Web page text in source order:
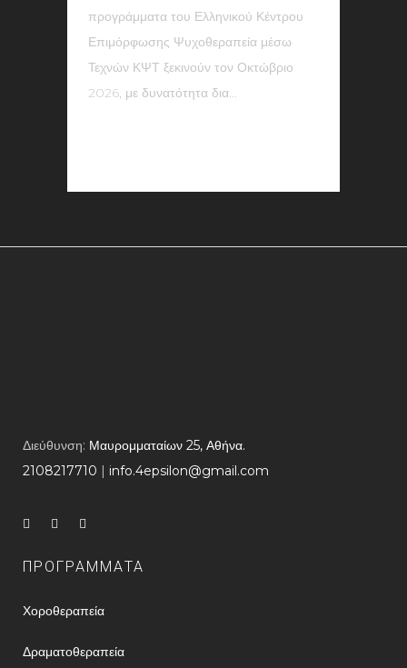
προγράμματα του Ελληνικού Κέντρου
Επιμόρφωσης Ψυχοθεραπεία μέσω
Τεχνών ΚΨΤ ξεκινούν τον Οκτώβριο
2026, με δυνατότητα δια...
Διεύθυνση: Μαυρομματαίων 25, Αθήνα.
2108217710 ​ | info.4epsilon@gmail.com
ΠΡΟΓΡΑΜΜΑΤΑ
Χοροθεραπεία
Δραματοθεραπεία